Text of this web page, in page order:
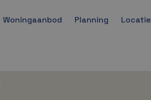
Woningaanbod Planning Locatie